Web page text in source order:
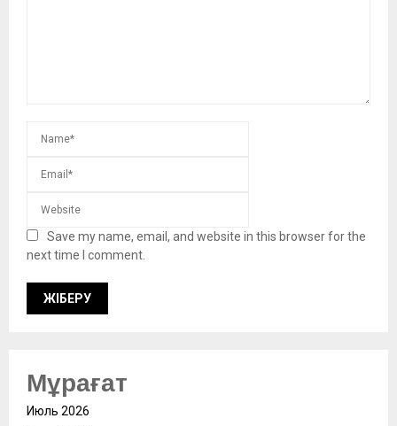
Save my name, email, and website in this browser for the
next time I comment.
Мұрағат
Июль 2026